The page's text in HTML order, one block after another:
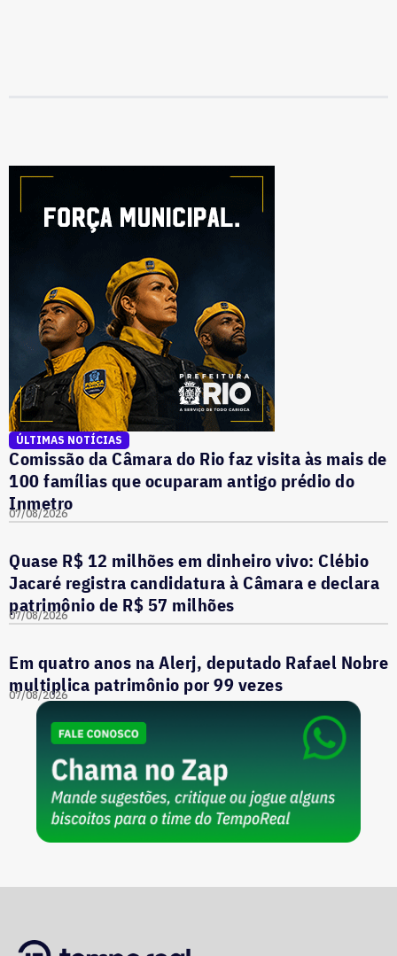
ÚLTIMAS NOTÍCIAS
Comissão da Câmara do Rio faz visita às mais de
100 famílias que ocuparam antigo prédio do
Inmetro
07/08/2026
Quase R$ 12 milhões em dinheiro vivo: Clébio
Jacaré registra candidatura à Câmara e declara
patrimônio de R$ 57 milhões
07/08/2026
Em quatro anos na Alerj, deputado Rafael Nobre
multiplica patrimônio por 99 vezes
07/08/2026